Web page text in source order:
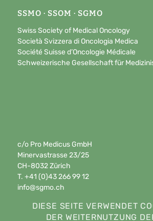
SSMO · SSOM · SGMO
Swiss Society of Medical Oncology
Società Svizzera di Oncologia Medica
Société Suisse d’Oncologie Médicale
Schweizerische Gesellschaft für
c/o Pro Medicus GmbH
Minervastrasse 23/25
CH-8032 Zürich
T. +41 (0)43 266 99 12
info@sgmo.ch
DIESE SEITE VERWENDET
DER WEITERNUTZUNG